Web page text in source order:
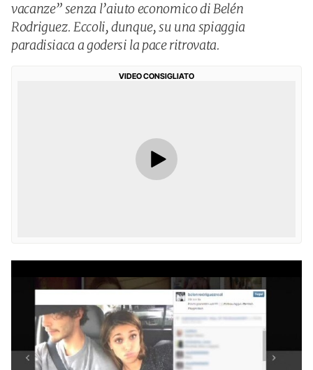
vacanze” senza l’aiuto economico di Belén
Rodriguez. Eccoli, dunque, su una spiaggia
paradisiaca a godersi la pace ritrovata.
VIDEO CONSIGLIATO